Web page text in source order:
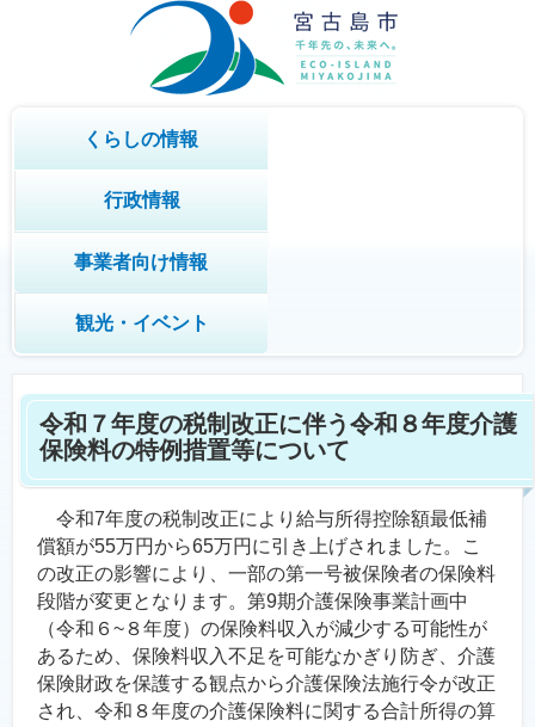
くらしの情報
行政情報
事業者向け情報
観光・イベント
令和７年度の税制改正に伴う令和８年度介護
保険料の特例措置等について
令和7年度の税制改正により給与所得控除額最低補
償額が55万円から65万円に引き上げされました。こ
の改正の影響により、一部の第一号被保険者の保険料
段階が変更となります。第9期介護保険事業計画中
（令和６~８年度）の保険料収入が減少する可能性が
あるため、保険料収入不足を可能なかぎり防ぎ、介護
保険財政を保護する観点から介護保険法施行令が改正
され、令和８年度の介護保険料に関する合計所得の算